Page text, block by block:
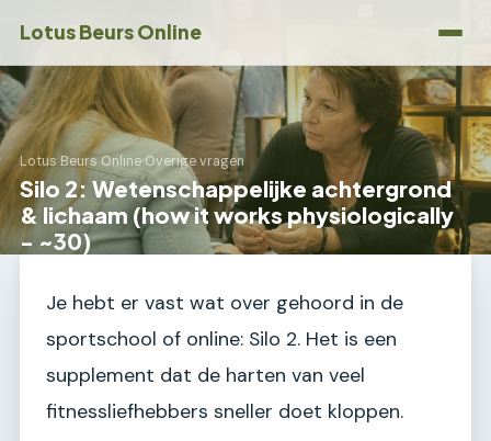
Lotus Beurs Online
Lotus Beurs Online›Overige vragen
Silo 2: Wetenschappelijke achtergrond
& lichaam (how it works physiologically
- ~30)
Je hebt er vast wat over gehoord in de
sportschool of online: Silo 2. Het is een
supplement dat de harten van veel
fitnessliefhebbers sneller doet kloppen.